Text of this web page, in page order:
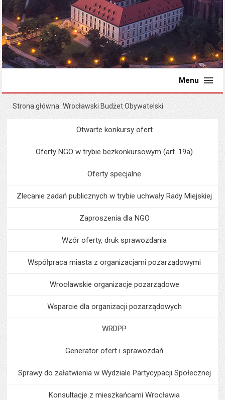
Menu
Strona główna Wrocławski Budżet Obywatelski
MenuOrganizacje pozarządowe
Otwarte konkursy ofert
Oferty NGO w trybie bezkonkursowym (art. 19a)
Oferty specjalne
Zlecanie zadań publicznych w trybie uchwały Rady Miejskiej
Zaproszenia dla NGO
Wzór oferty, druk sprawozdania
Współpraca miasta z organizacjami pozarządowymi
Wrocławskie organizacje pozarządowe
Wsparcie dla organizacji pozarządowych
WRDPP
Generator ofert i sprawozdań
Sprawy do załatwienia w Wydziale Partycypacji Społecznej
Konsultacje z mieszkańcami Wrocławia